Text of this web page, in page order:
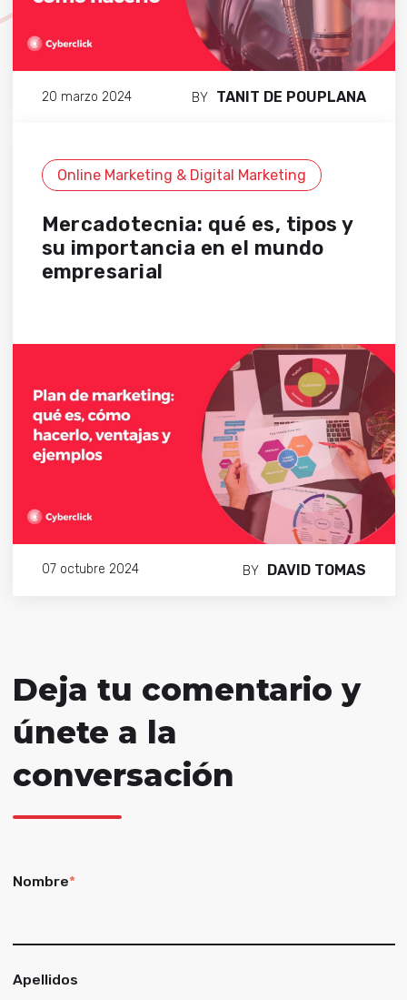
20 marzo 2024 BY TANIT DE POUPLANA
Online Marketing & Digital Marketing
Mercadotecnia: qué es, tipos y
su importancia en el mundo
empresarial
07 octubre 2024 BY DAVID TOMAS
Deja tu comentario y
únete a la
conversación
Nombre*
Apellidos